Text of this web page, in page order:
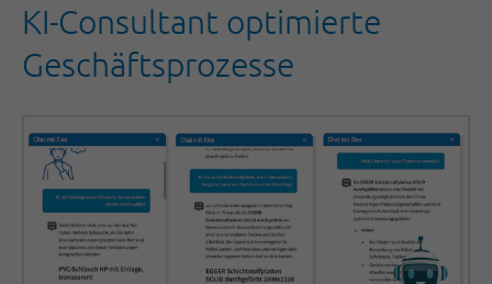
KI-Consultant optimierte
Geschäftsprozesse